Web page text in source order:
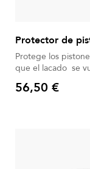
Protector de
Protege los
que el lacado se
Precio
56,50 €